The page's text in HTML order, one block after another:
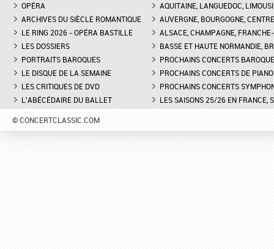
OPÉRA
ARCHIVES DU SIÈCLE ROMANTIQUE
LE RING 2026 - OPÉRA BASTILLE
LES DOSSIERS
PORTRAITS BAROQUES
LE DISQUE DE LA SEMAINE
LES CRITIQUES DE DVD
L'ABÉCÉDAIRE DU BALLET
AQUITAINE, LANGUEDOC,
AUVERGNE, BOURGOGNE, CENTRE
ALSACE, CHAMPAGNE,
BASSE ET HAUTE NORMANDIE,
PROCHAINS CONCERTS
PROCHAINS CONCERTS DE PIANO
PROCHAINS CONCERTS
LES SAISONS 25/26 EN FRANCE,
© CONCERTCLASSIC.COM